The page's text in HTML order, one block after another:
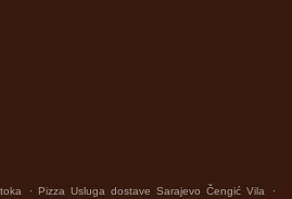
. Pizza Usluga dostave Sarajevo Čengić Vila .